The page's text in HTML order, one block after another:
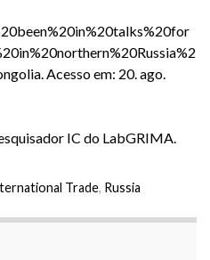
. Acesso em: 20. ago.
IC do LabGRIMA.
Trade, Russia